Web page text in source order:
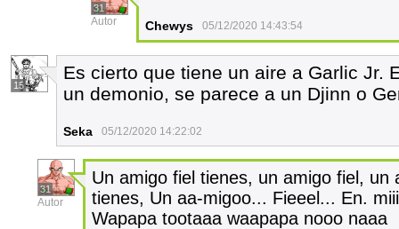
31
Autor Chewys 05/12/2020 14:43:54
15
Es cierto que tiene un aire a Garlic Jr.
un demonio, se parece a un Djinn o
Seka 05/12/2020 14:22:02
31
Autor
Un amigo fiel tienes, un amigo fiel, un
tienes, Un aa-migoo... Fieeel... En.
Wapapa tootaaa waapapa nooo naaa